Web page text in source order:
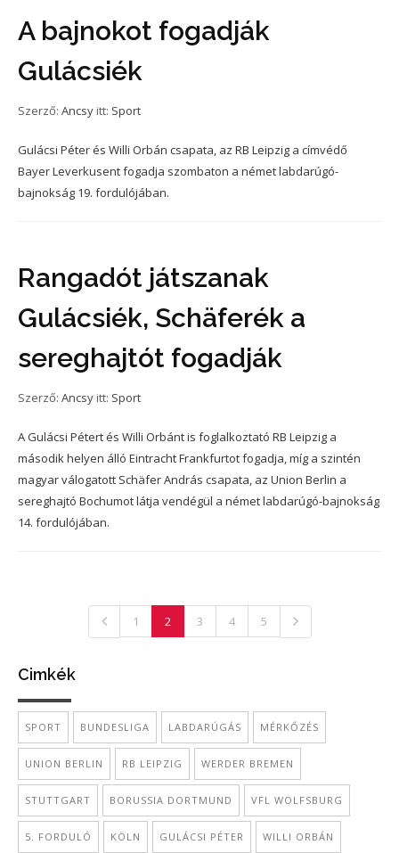
A bajnokot fogadják
Gulácsiék
Szerző: Ancsy itt: Sport
Gulácsi Péter és Willi Orbán csapata, az RB Leipzig a címvédő
Bayer Leverkusent fogadja szombaton a német labdarúgó-
bajnokság 19. fordulójában.
Rangadót játszanak
Gulácsiék, Schäferék a
sereghajtót fogadják
Szerző: Ancsy itt: Sport
A Gulácsi Pétert és Willi Orbánt is foglalkoztató RB Leipzig a
második helyen álló Eintracht Frankfurtot fogadja, míg a szintén
magyar válogatott Schäfer András csapata, az Union Berlin a
sereghajtó Bochumot látja vendégül a német labdarúgó-bajnokság
14. fordulójában.
1 2 3 4 5
Cimkék
SPORT BUNDESLIGA LABDARÚGÁS MÉRKŐZÉS
UNION BERLIN RB LEIPZIG WERDER BREMEN
STUTTGART BORUSSIA DORTMUND VFL WOLFSBURG
5. FORDULÓ KÖLN GULÁCSI PÉTER WILLI ORBÁN